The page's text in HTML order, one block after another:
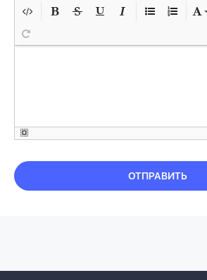
ОТПРАВИТЬ